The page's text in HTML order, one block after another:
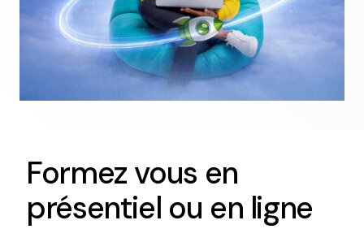
Formez vous en
présentiel ou en ligne